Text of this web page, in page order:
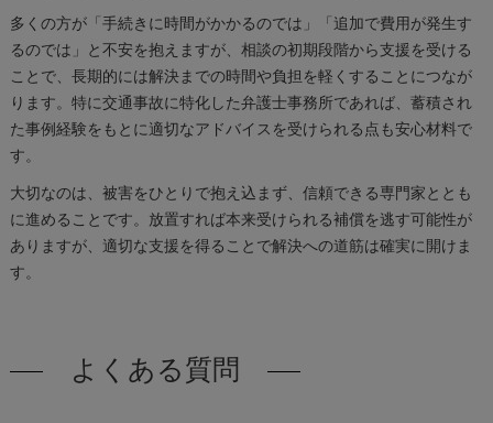
多くの方が「手続きに時間がかかるのでは」「追加で費用が発生す
るのでは」と不安を抱えますが、相談の初期段階から支援を受ける
ことで、長期的には解決までの時間や負担を軽くすることにつなが
ります。特に交通事故に特化した弁護士事務所であれば、蓄積され
た事例経験をもとに適切なアドバイスを受けられる点も安心材料で
す。
大切なのは、被害をひとりで抱え込まず、信頼できる専門家ととも
に進めることです。放置すれば本来受けられる補償を逃す可能性が
ありますが、適切な支援を得ることで解決への道筋は確実に開けま
す。
よくある質問